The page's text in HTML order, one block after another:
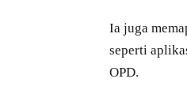
Ia juga
seperti
OPD.